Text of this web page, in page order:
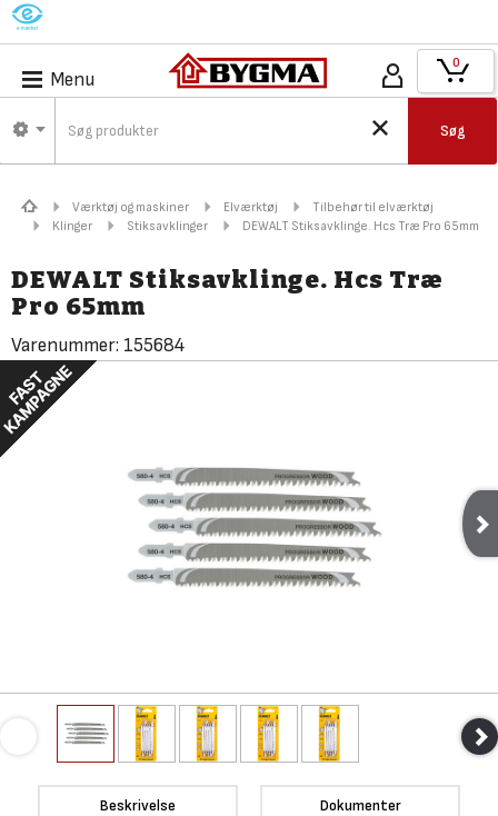
M
Menu
Søg
0
Værktøj og maskiner Elværktøj
Tilbehør til elværktøj
Klinger
Stiksavklinger DEWALT Stiksavklinge. Hcs Træ Pro 65mm
DEWALT Stiksavklinge. Hcs Træ
Pro 65mm
Varenummer: 155684
Beskrivelse Dokumenter